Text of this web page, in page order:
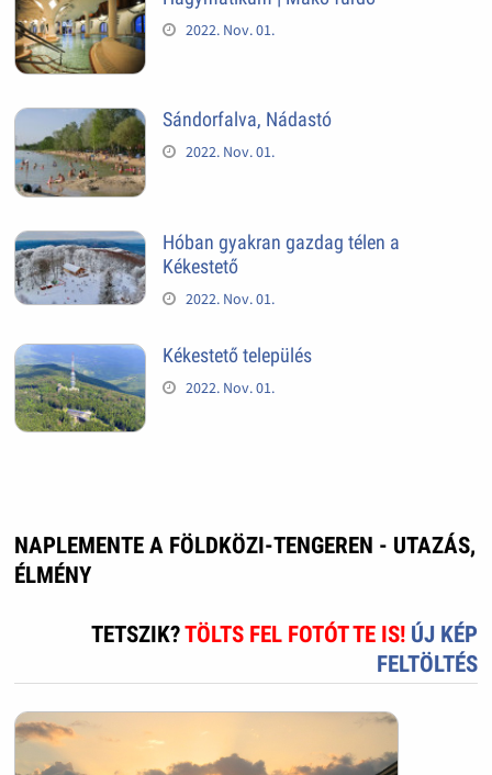
2022. Nov. 01.
Sándorfalva, Nádastó
2022. Nov. 01.
Hóban gyakran gazdag télen a
Kékestető
2022. Nov. 01.
Kékestető település
2022. Nov. 01.
NAPLEMENTE A FÖLDKÖZI-TENGEREN - UTAZÁS,
ÉLMÉNY
TETSZIK?TÖLTS FEL FOTÓT TE IS! ÚJ KÉP
FELTÖLTÉS